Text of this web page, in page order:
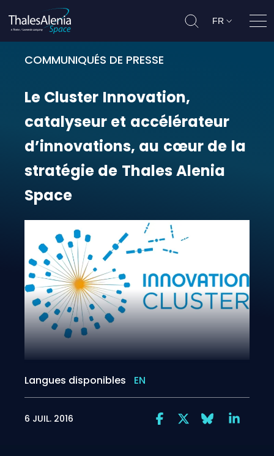
FR
COMMUNIQUÉS DE PRESSE
Le Cluster Innovation,
Le Cluster Innovation,
catalyseur et accélérateur
d’innovations, au cœur de la
stratégie de ThalesAlenia
Space
Langues disponibles EN
6 JUIL. 2016